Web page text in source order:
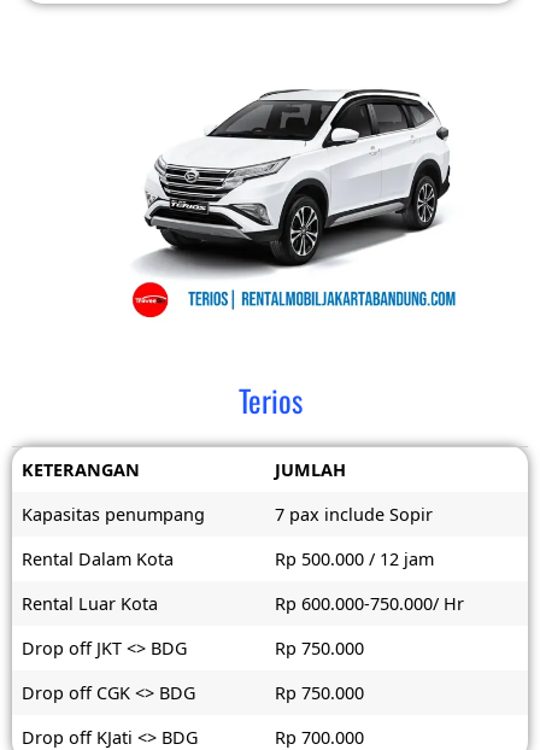
Terios
KETERANGAN
JUMLAH
Kapasitas penumpang
7 pax include Sopir
Rental Dalam Kota
Rp 500.000 / 12 jam
Rental Luar Kota
Rp 600.000-750.000/ Hr
Drop off JKT <> BDG
Rp 750.000
Drop off CGK <> BDG
Rp 750.000
Drop off KJati <> BDG
Rp 700.000